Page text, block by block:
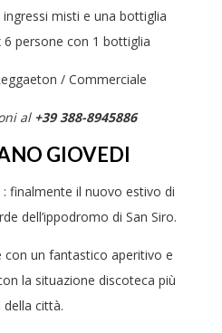
misti e una bottiglia
persone con 1 bottiglia
/ Commerciale
al +39 388-8945886
GIOVEDI
: finalmente il nuovo estivo di
dell’ippodromo di San Siro.
con un fantastico aperitivo e
la situazione discoteca più
della città.